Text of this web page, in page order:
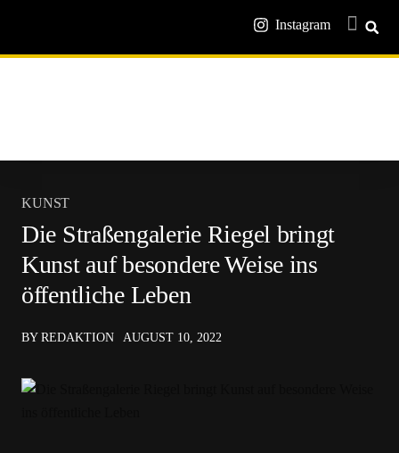
Instagram
KUNST
Die Straßengalerie Riegel bringt
Kunst auf besondere Weise ins
öffentliche Leben
BY REDAKTION AUGUST 10, 2022